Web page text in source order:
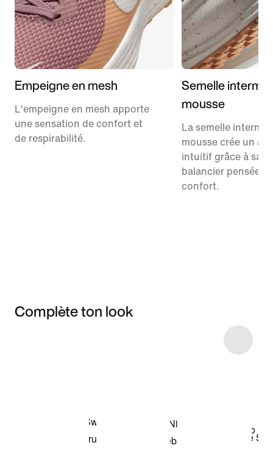
Empeigne en mesh
L'empeigne en mesh apporte
une sensation de confort et
de respirabilité.
Semelle
mousse
La semelle
mousse crée un
intuitif grâce à sa
balancier pensée
confort.
Complète ton look